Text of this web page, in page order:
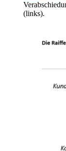
(links).